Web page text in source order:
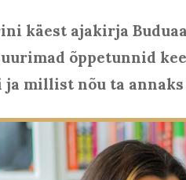
käest ajakirja
õppetunnid
ja millist nõu ta